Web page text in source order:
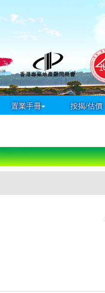
置業手冊 按揭/估價